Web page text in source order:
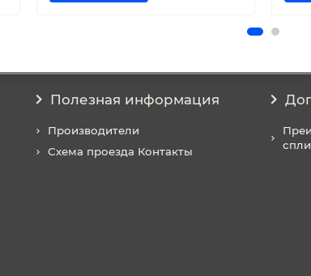
Полезная информация
Производители
Схема проезда Контакты